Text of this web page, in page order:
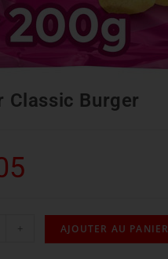
Classic Burger
+ AJOUTER AU PANIER